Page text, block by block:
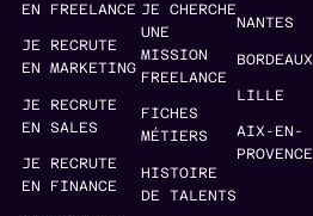
EN FREELANCE
JE RECRUTE
EN MARKETING
JE RECRUTE
EN SALES
JE RECRUTE
EN FINANCE
JE CHERCHE
UNE
MISSION
FREELANCE
FICHES
MÉTIERS
HISTOIRE
DE TALENTS
NANTES
BORDEAUX
LILLE
AIX-EN-
PROVENCE